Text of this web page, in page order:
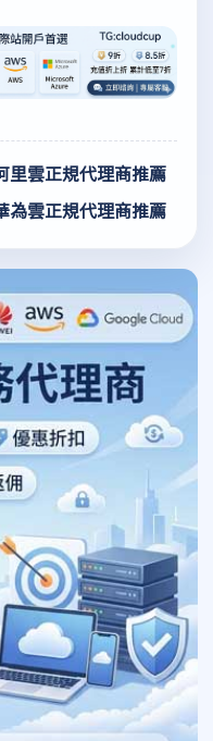
里雲正規代理商推薦
為雲正規代理商推薦